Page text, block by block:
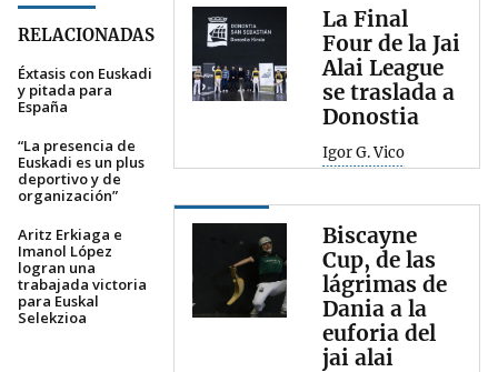
RELACIONADAS
Éxtasis con Euskadi
y pitada para
España
“La presencia de
Euskadi es un plus
deportivo y de
organización”
Aritz Erkiaga e
Imanol López
logran una
trabajada victoria
para Euskal
Selekzioa
La Final
Four de la Jai
Alai League
se traslada a
Donostia
Igor G. Vico
Biscayne
Cup, de las
lágrimas de
Dania a la
euforia del
jai alai